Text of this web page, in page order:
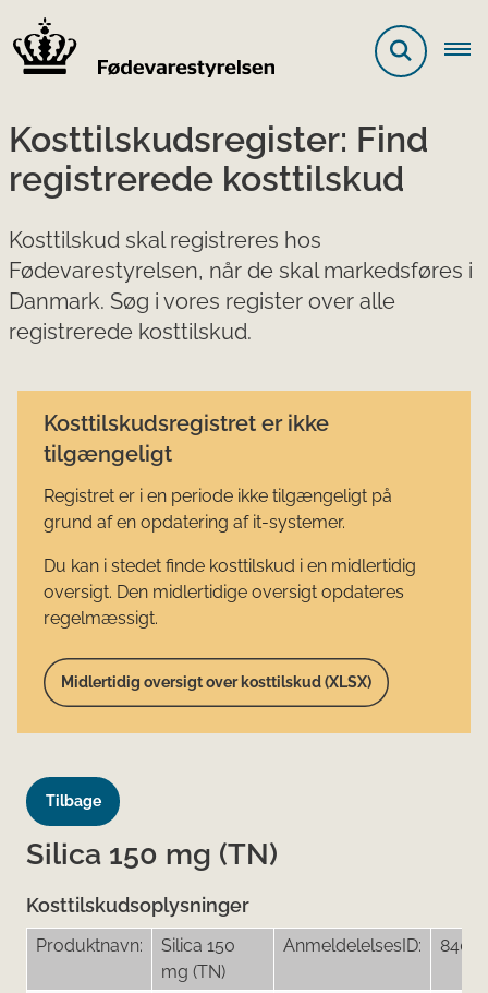
Kosttilskudsregister: Find
registrerede kosttilskud
Kosttilskud skal registreres hos
Fødevarestyrelsen, når de skal markedsføres i
Danmark. Søg i vores register over alle
registrerede kosttilskud.
Kosttilskudsregistret er ikke
tilgængeligt
Registret er i en periode ikke tilgængeligt på
grund af en opdatering af it-systemer.
Du kan i stedet finde kosttilskud i en midlertidig
oversigt. Den midlertidige oversigt opdateres
regelmæssigt.
Midlertidig oversigt over kosttilskud (XLSX)
Tilbage
Silica 150 mg (TN)
Kosttilskudsoplysninger
Produktnavn:
Silica 150
mg (TN)
AnmeldelelsesID: 8400